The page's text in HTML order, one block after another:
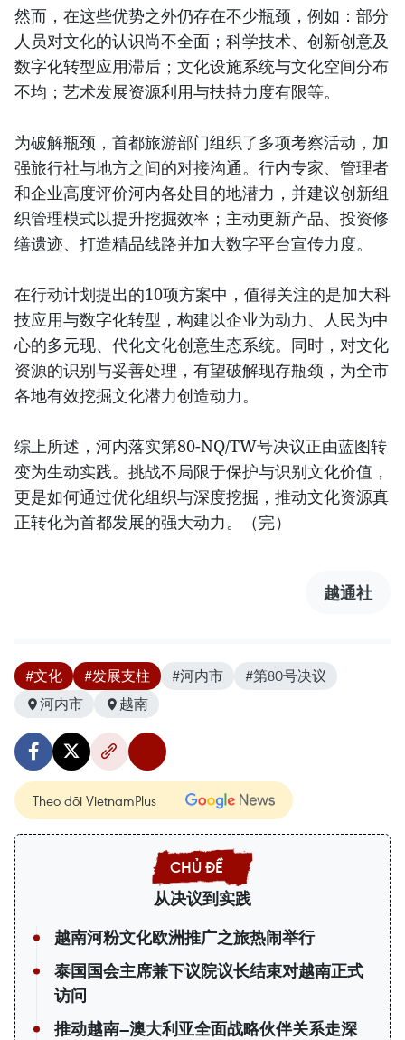
然而，在这些优势之外仍存在不少瓶颈，例如：部分
人员对文化的认识尚不全面；科学技术、创新创意及
数字化转型应用滞后；文化设施系统与文化空间分布
不均；艺术发展资源利用与扶持力度有限等。
为破解瓶颈，首都旅游部门组织了多项考察活动，加
强旅行社与地方之间的对接沟通。行内专家、管理者
和企业高度评价河内各处目的地潜力，并建议创新组
织管理模式以提升挖掘效率；主动更新产品、投资修
缮遗迹、打造精品线路并加大数字平台宣传力度。
在行动计划提出的10项方案中，值得关注的是加大科
技应用与数字化转型，构建以企业为动力、人民为中
心的多元现、代化文化创意生态系统。同时，对文化
资源的识别与妥善处理，有望破解现存瓶颈，为全市
各地有效挖掘文化潜力创造动力。
综上所述，河内落实第80-NQ/TW号决议正由蓝图转
变为生动实践。挑战不局限于保护与识别文化价值，
更是如何通过优化组织与深度挖掘，推动文化资源真
正转化为首都发展的强大动力。（完）
越通社
#文化 #发展支柱 #河内市
#第80号决议
河内市
越南
Theo dõi VietnamPlus
从决议到实践
越南河粉文化欧洲推广之旅热闹举行
泰国国会主席兼下议院议长结束对越南正式
访问
推动越南—澳大利亚全面战略伙伴关系走深